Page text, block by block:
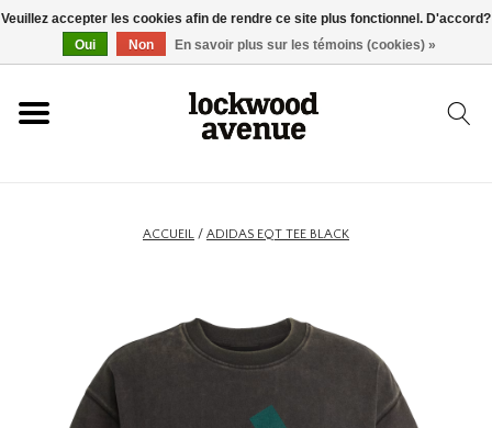
ACCUEIL
ACCESSOIRES
ACCUEIL / ADIDAS EQT TEE BLACK
Veuillez accepter les cookies afin de rendre ce site plus fonctionnel. D'accord?
Oui
Non En savoir plus sur les témoins (cookies) »